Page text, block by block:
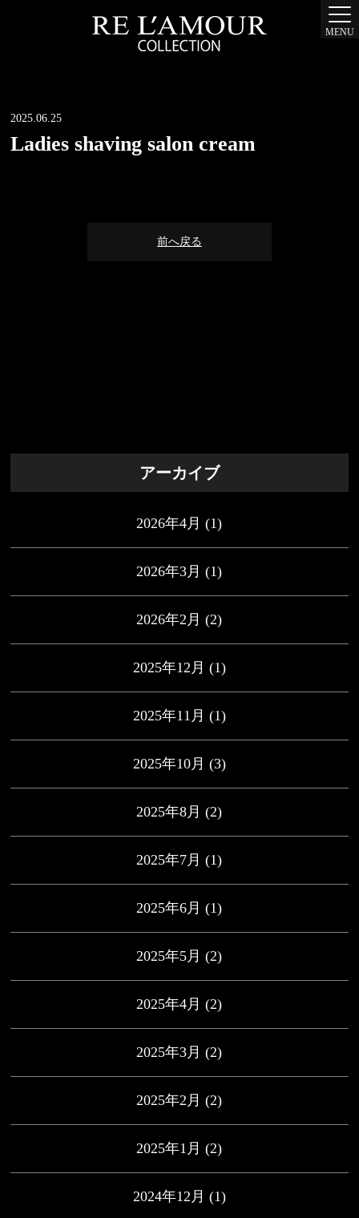
MENU
2025.06.25
Ladies shaving salon cream
前へ戻る
アーカイブ
2026年4月 (1)
2026年3月 (1)
2026年2月 (2)
2025年12月 (1)
2025年11月 (1)
2025年10月 (3)
2025年8月 (2)
2025年7月 (1)
2025年6月 (1)
2025年5月 (2)
2025年4月 (2)
2025年3月 (2)
2025年2月 (2)
2025年1月 (2)
2024年12月 (1)